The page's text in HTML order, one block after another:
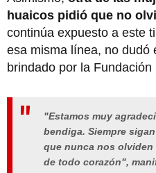
huaicos pidió que no
continúa expuesto a este
esa misma línea, no dudó
brindado por la Fundación
"Estamos muy
bendiga. Siempre
que nunca nos olviden
de todo corazón",